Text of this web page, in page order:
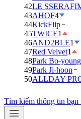
42LE
43AHOF4
44KickFlip
45TWICE1
46AND2BLE1
47Red Velvet1
48Park Bo-young
49Park Ji-hoon
50ALLDAY
Tìm kiếm thông tin bạn